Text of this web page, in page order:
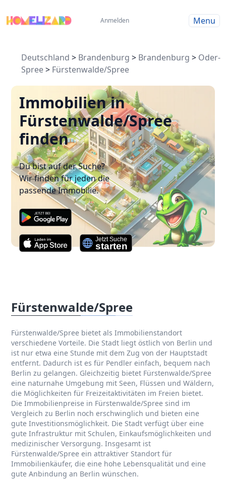
Anmelden Menu
Deutschland > Brandenburg > Brandenburg > Oder-
Spree> Fürstenwalde/Spree
Immobilien in
Fürstenwalde/Spree
finden
Du bist auf der Suche?
Wir finden für jeden die
passende Immobilie.
Fürstenwalde/Spree
Fürstenwalde/Spree bietet als Immobilienstandort
verschiedene Vorteile. Die Stadt liegt östlich von Berlin und
ist nur etwa eine Stunde mit dem Zug von der Hauptstadt
entfernt. Dadurch ist es für Pendler einfach, bequem nach
Berlin zu gelangen. Gleichzeitig bietet Fürstenwalde/Spree
eine naturnahe Umgebung mit Seen, Flüssen und Wäldern,
die Möglichkeiten für Freizeitaktivitäten im Freien bietet.
Die Immobilienpreise in Fürstenwalde/Spree sind im
Vergleich zu Berlin noch erschwinglich und bieten eine
gute Investitionsmöglichkeit. Die Stadt verfügt über eine
gute Infrastruktur mit Schulen, Einkaufsmöglichkeiten und
medizinischer Versorgung. Insgesamt ist
Fürstenwalde/Spree ein attraktiver Standort für
Immobilienkäufer, die eine hohe Lebensqualität und eine
gute Anbindung an Berlin wünschen.